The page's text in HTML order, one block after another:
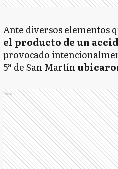
Ante diversos elementos
el producto de un
provocado
5ª de San Martín
Ads